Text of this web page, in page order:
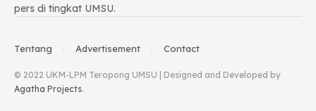
pers di tingkat UMSU.
Tentang Advertisement Contact
© 2022 UKM-LPM Teropong UMSU | Designed and Developed by
Agatha Projects.